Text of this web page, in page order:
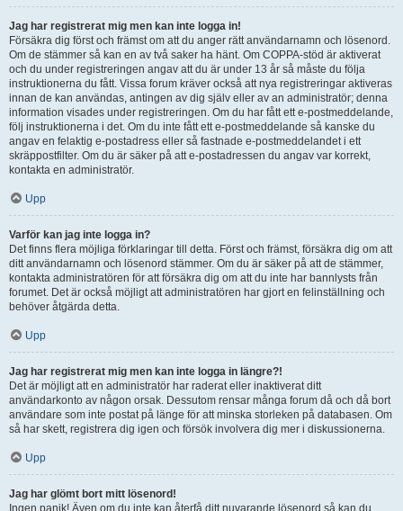
Jag har registrerat mig men kan inte logga in!
Försäkra dig först och främst om att du anger rätt användarnamn och lösenord.
Om de stämmer så kan en av två saker ha hänt. Om COPPA-stöd är aktiverat
och du under registreringen angav att du är under 13 år så måste du följa
instruktionerna du fått. Vissa forum kräver också att nya registreringar aktiveras
innan de kan användas, antingen av dig själv eller av an administratör; denna
information visades under registreringen. Om du har fått ett e-postmeddelande,
följ instruktionerna i det. Om du inte fått ett e-postmeddelande så kanske du
angav en felaktig e-postadress eller så fastnade e-postmeddelandet i ett
skräppostfilter. Om du är säker på att e-postadressen du angav var korrekt,
kontakta en administratör.
Upp
Varför kan jag inte logga in?
Det finns flera möjliga förklaringar till detta. Först och främst, försäkra dig om att
ditt användarnamn och lösenord stämmer. Om du är säker på att de stämmer,
kontakta administratören för att försäkra dig om att du inte har bannlysts från
forumet. Det är också möjligt att administratören har gjort en felinställning och
behöver åtgärda detta.
Upp
Jag har registrerat mig men kan inte logga in längre?!
Det är möjligt att en administratör har raderat eller inaktiverat ditt
användarkonto av någon orsak. Dessutom rensar många forum då och då bort
användare som inte postat på länge för att minska storleken på databasen. Om
så har skett, registrera dig igen och försök involvera dig mer i diskussionerna.
Upp
Jag har glömt bort mitt lösenord!
Ingen panik! Även om du inte kan återfå ditt nuvarande lösenord så kan du